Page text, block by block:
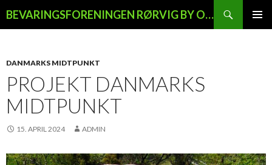
BEVARINGSFORENINGEN RØRVIG BY OG LAND
DANMARKS MIDTPUNKT
PROJEKT DANMARKS
MIDTPUNKT
15. APRIL 2024 ADMIN